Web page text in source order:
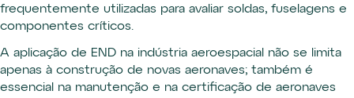
frequentemente utilizadas para avaliar soldas, fuselagens e
componentes críticos.
A aplicação de END na indústria aeroespacial não se limita
apenas à construção de novas aeronaves; também é
essencial na manutenção e na certificação de aeronaves